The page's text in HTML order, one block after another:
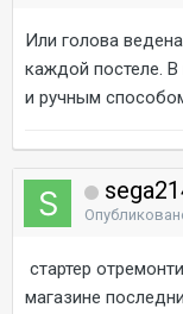
Или голова
каждой постеле.
и ручным
стартер
магазине